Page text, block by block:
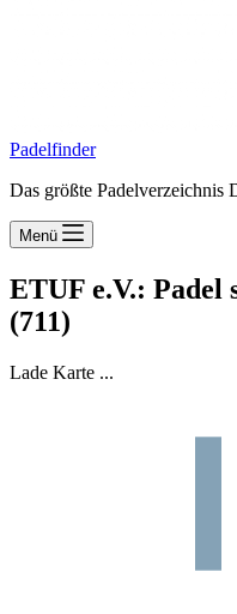
Padelfinder
Das größte Padelverzeichnis
Menü
ETUF e.V.: Padel
(711)
Lade Karte ...